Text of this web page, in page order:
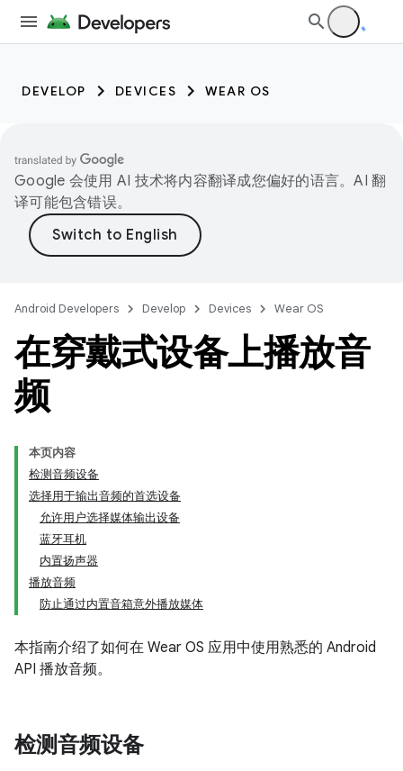
DEVELOP DEVICES WEAR OS
Google 会使用 AI 技术将内容翻译成您偏好的语言。AI 翻
译可能包含错误。
Android Developers Develop Devices Wear OS
在穿戴式设备上播放音
频
本页内容
检测音频设备
选择用于输出音频的首选设备
允许用户选择媒体输出设备
蓝牙耳机
内置扬声器
播放音频
防止通过内置音箱意外播放媒体
本指南介绍了如何在 Wear OS 应用中使用熟悉的 Android
API 播放音频。
检测音频设备